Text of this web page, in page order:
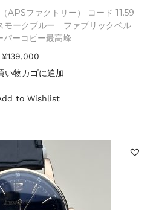
ファクトリー） コード 11.59
ークブルー ファブリックベル
ーコピー最高峰
¥139,000
い物カゴに追加
to Wishlist